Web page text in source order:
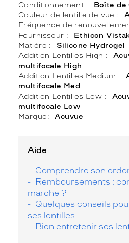
Conditionnement
Boîte de
Couleur de lentille de vue
Fréquence de
Fournisseur
Ethicon
Matière
Silicone Hydrogel
Addition Lentilles High
multifocale High
Addition Lentilles Medium
multifocale Med
Addition Lentilles Low
multifocale Low
Marque
Acuvue
Aide
Comprendre son
Remboursements :
marche ?
Quelques conseils
ses lentilles
Bien entretenir ses